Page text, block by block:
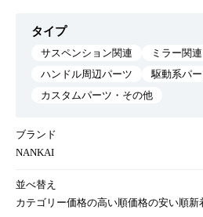
タイプ
サスペンション関連
ミラー関連
ハンドル周辺パーツ
駆動系パ
カスタムパーツ・その他
ブランド
NANKAI
並べ替え
カテゴリー価格の高い順価格の安い順新